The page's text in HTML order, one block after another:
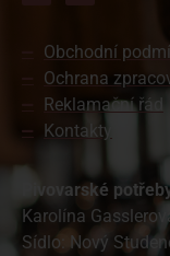
Obchodní
Ochrana
Reklamační řád
Kontakty
Pivovarské
Karolína
Sídlo: Nový